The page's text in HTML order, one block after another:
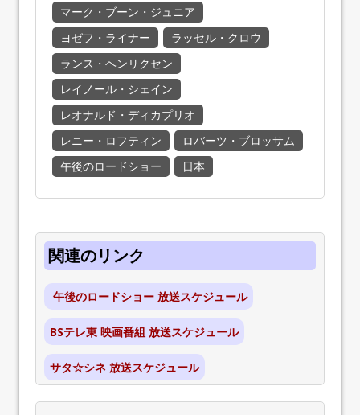
マーク・ブーン・ジュニア
ヨゼフ・ライナー
ラッセル・クロウ
ランス・ヘンリクセン
レイノール・シェイン
レオナルド・ディカプリオ
レニー・ロフティン
ロバーツ・ブロッサム
午後のロードショー
日本
関連のリンク
午後のロードショー 放送スケジュール
BSテレ東 映画番組 放送スケジュール
サタ☆シネ 放送スケジュール